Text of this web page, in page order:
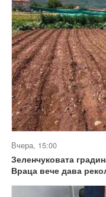
Вчера, 15:00
Зеленчуковата
Враца вече дава